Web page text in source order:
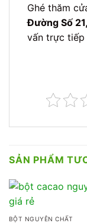
Ghé thăm
Đường Số
vấn trực tiếp
SẢN PHẨM
BỘT NGUYÊN CHẤT